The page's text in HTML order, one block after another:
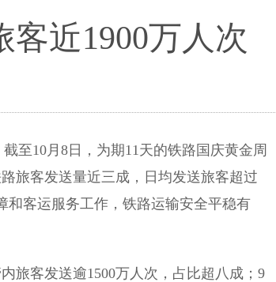
近1900万人次
10月8日，为期11天的铁路国庆黄金周
旅客发送量近三成，日均发送旅客超过
和客运服务工作，铁路运输安全平稳有
客发送逾1500万人次，占比超八成；9